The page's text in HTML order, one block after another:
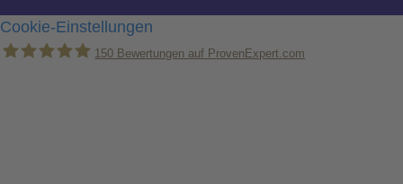
Cookie-Einstellungen
150 Bewertungen auf ProvenExpert.com